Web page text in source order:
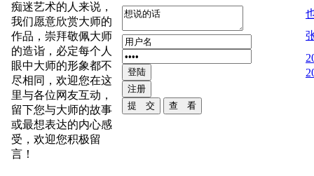
痴迷艺术的人来说，
我们愿意欣赏大师的
作品，崇拜敬佩大师
的造诣，必定每个人
眼中大师的形象都不
尽相同，欢迎您在这
里与各位网友互动，
留下您与大师的故事
或最想表达的内心感
受，欢迎您积极留
言！